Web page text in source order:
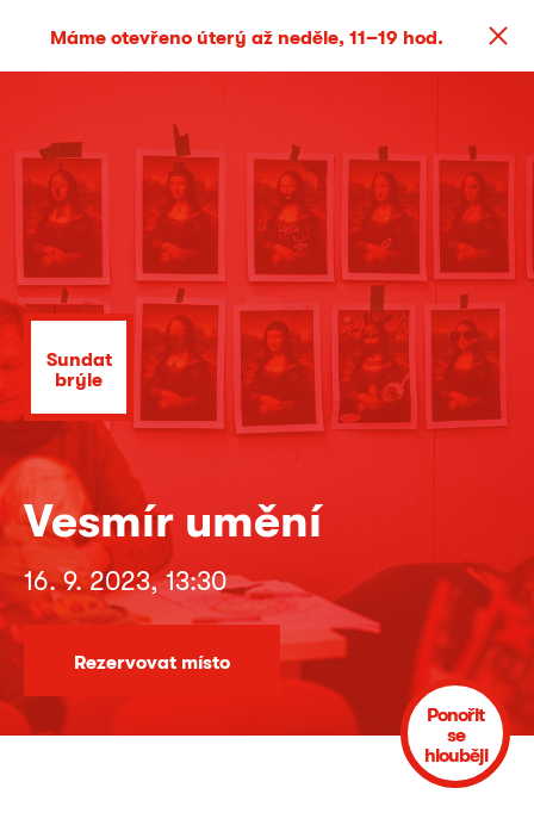
Máme otevřeno úterý až neděle, 11–19 hod.
Sundat
brýle
Vesmír umění
16. 9. 2023, 13:30
Rezervovat místo
Ponořit
se
hlouběji